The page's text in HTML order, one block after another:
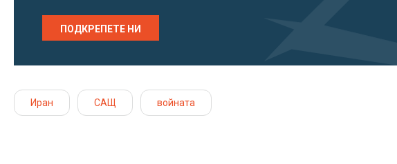
ПОДКРЕПЕТЕ НИ
Иран САЩ войната